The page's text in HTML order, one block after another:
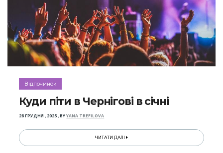
Відпочинок
Куди піти в Чернігові в січні
28 ГРУДНЯ , 2025,BYYANA TREFILOVA
ЧИТАТИ ДАЛІ